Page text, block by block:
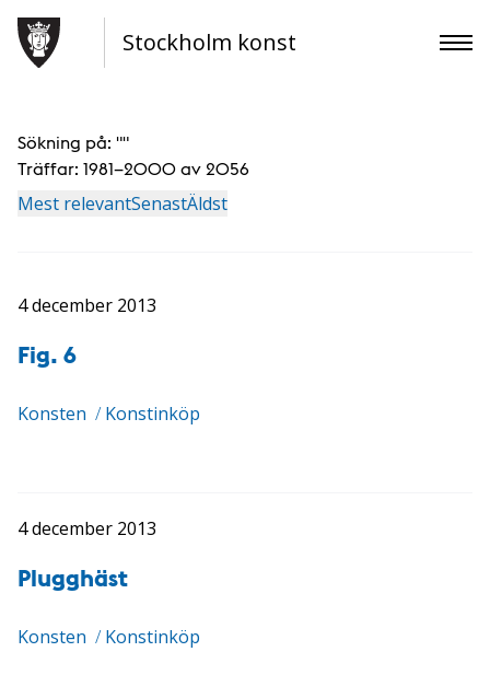
Stockholm konst
Sökning på: ""
Träffar: 1981–2000 av 2056
Mest relevantSenastÄldst
4 december 2013
Fig. 6
Konsten / Konstinköp
4 december 2013
Plugghäst
Konsten / Konstinköp